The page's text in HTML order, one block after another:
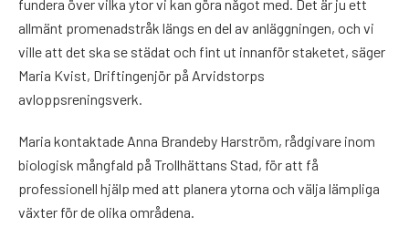
fundera över vilka ytor vi kan göra något med. Det är ju ett
allmänt promenadstråk längs en del av anläggningen, och vi
ville att det ska se städat och fint ut innanför staketet, säger
Maria Kvist, Driftingenjör på Arvidstorps
avloppsreningsverk.
Maria kontaktade Anna Brandeby Harström, rådgivare inom
biologisk mångfald på Trollhättans Stad, för att få
professionell hjälp med att planera ytorna och välja lämpliga
växter för de olika områdena.